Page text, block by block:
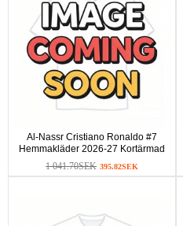
Al-Nassr Cristiano Ronaldo #7
Hemmakläder 2026-27 Kortärmad
1 041.70SEK 395.82SEK